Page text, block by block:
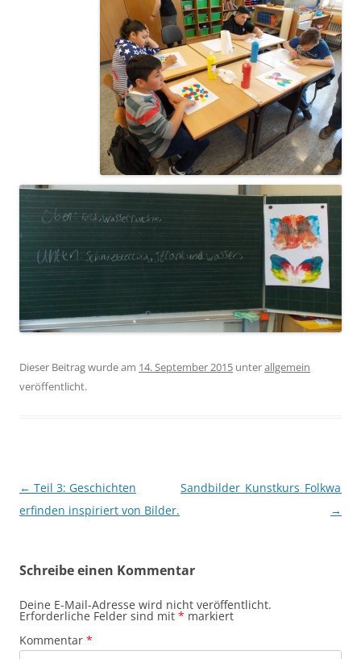
Dieser Beitrag wurde am 14. September 2015 unterallgemein
veröffentlicht.
Beitragsnavigation
← Teil 3: Geschichten
erfinden inspiriert von Bilder.
→
Schreibe einen Kommentar
Deine E-Mail-Adresse wird nicht veröffentlicht.
Erforderliche Felder sind mit * markiert
Kommentar *